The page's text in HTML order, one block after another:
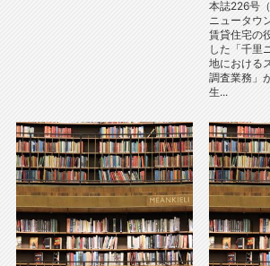
本誌226号
ニュータウ
賃貸住宅の
した「千里
地における
調査業務」
生...